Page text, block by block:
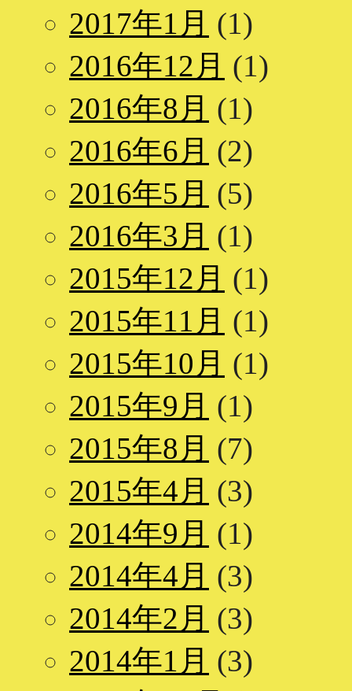
2017年1月 (1)
2016年12月 (1)
2016年8月 (1)
2016年6月 (2)
2016年5月 (5)
2016年3月 (1)
2015年12月 (1)
2015年11月 (1)
2015年10月 (1)
2015年9月 (1)
2015年8月 (7)
2015年4月 (3)
2014年9月 (1)
2014年4月 (3)
2014年2月 (3)
2014年1月 (3)